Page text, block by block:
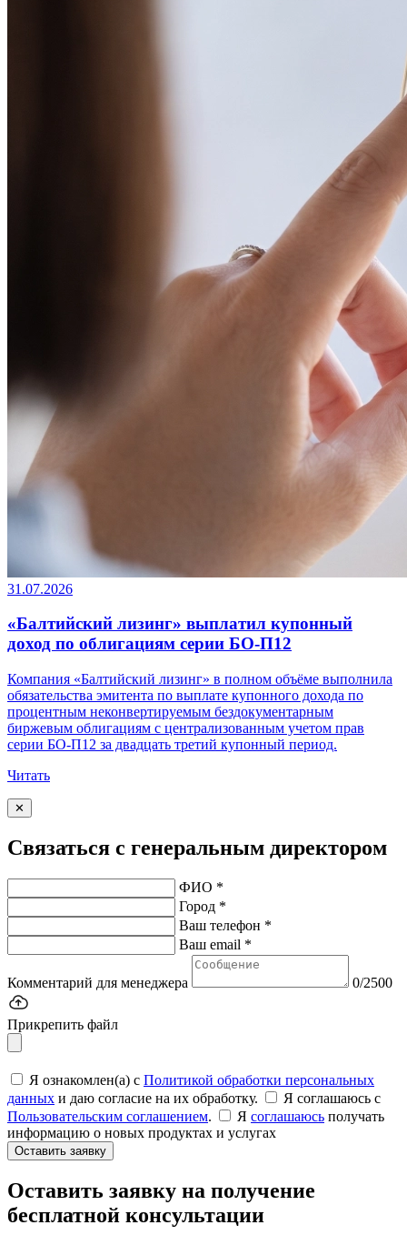
31.07.2026
«Балтийский лизинг» выплатил купонный
доход по облигациям серии БО-П12
Компания «Балтийский лизинг» в полном объёме выполнила
обязательства эмитента по выплате купонного дохода по
процентным неконвертируемым бездокументарным
биржевым облигациям с централизованным учетом прав
серии БО-П12 за двадцать третий купонный период.
Читать
✕
Связаться с генеральным директором
ФИО *
Город *
Ваш телефон *
Ваш email *
Комментарий для менеджера 0/2500
Прикрепить файл
Я ознакомлен(а) с Политикой обработки персональных
данных и даю согласие на их обработку.
Я соглашаюсь c
Пользовательским соглашением. Я соглашаюсь получать
информацию о новых продуктах и услугах
Оставить заявку
Оставить заявку на получение
бесплатной консультации